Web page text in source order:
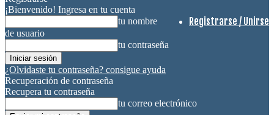
Registrarse / Unirse
¡Bienvenido! Ingresa en tu cuenta
tu nombre
de usuario
tu contraseña
¿Olvidaste tu contraseña? consigue ayuda
Recuperación de contraseña
Recupera tu contraseña
tu correo electrónico